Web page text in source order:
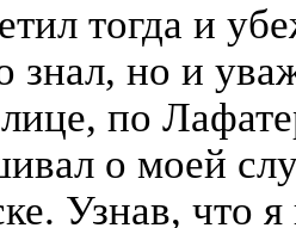
тогда и
знал, но и
по
о моей
Узнав, что